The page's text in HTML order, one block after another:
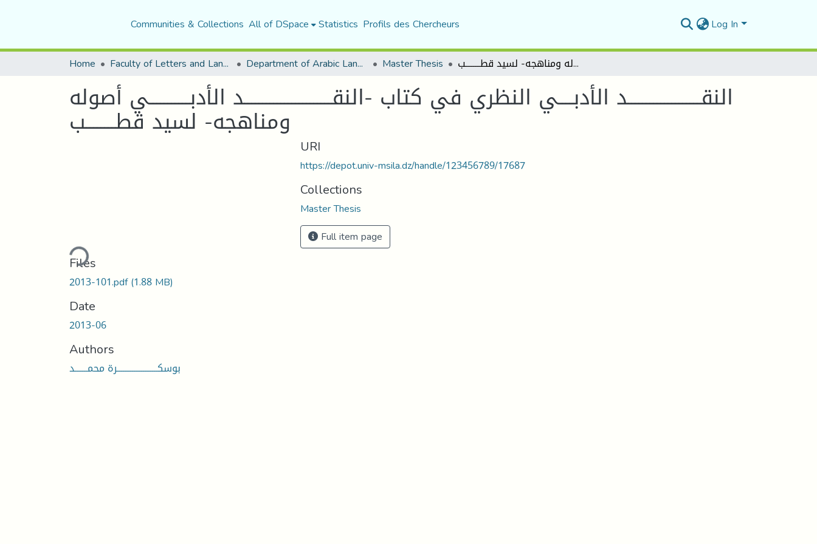
Communities & Collections All of DSpace Statistics Profils des Chercheurs Log In
Home Faculty of Letters and Languages Department of Arabic Language and Literature Master Thesis النقــــــــــــــــــــد الأدبــــي النظري في كتاب -النقــــــــــــــــــــــــد الأدبـــــــــــي أصوله ومناهجه- لسيد قطــــــــب
النقــــــــــــــــــــد الأدبــــي النظري في كتاب -النقــــــــــــــــــــــــد الأدبـــــــــــي أصوله
ومناهجه- لسيد قطــــــــب
Loading...
Files
2013-101.pdf(1.88 MB)
Date
2013-06
Authors
بوسكــــــــــــــــــــــرة محمـــــــد
URI
https://depot.univ-msila.dz/handle/123456789/17687
Collections
Master Thesis
Full item page